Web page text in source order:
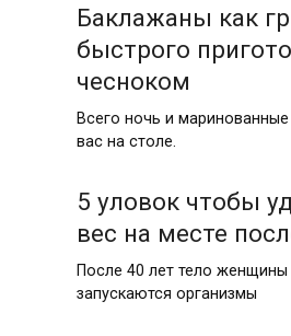
Баклажаны как
быстрого
чесноком
Всего ночь и
вас на столе.
5 уловок чтобы
вес на месте
После 40 лет тело женщины
запускаются организмы